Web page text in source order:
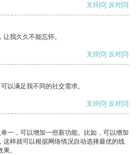
支持[0] 反对[0]
我久久不能忘怀。
支持[0] 反对[0]
以满足我不同的社交需求。
支持[0] 反对[0]
一，可以增加一些新功能。比如，可以增加
这样就可以根据网络情况自动选择最优的线
。